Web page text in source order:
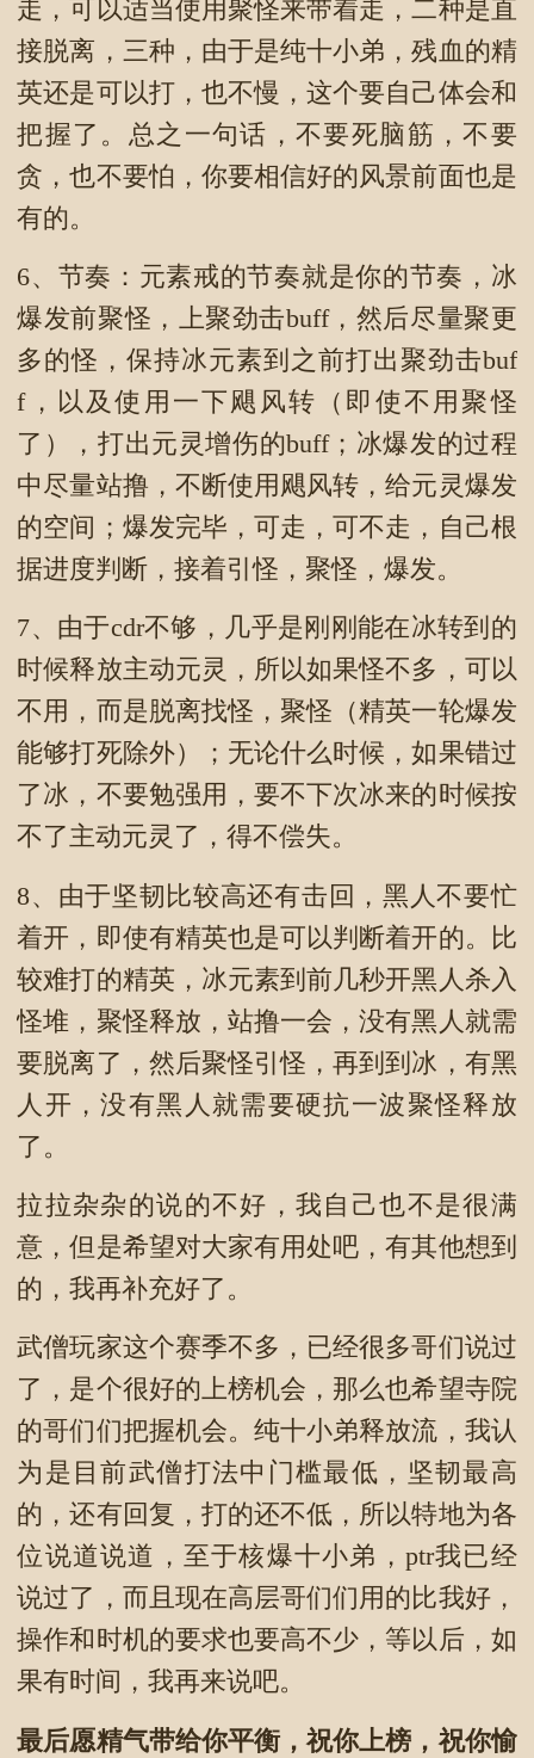
走，可以适当使用聚怪来带着走，二种是直
接脱离，三种，由于是纯十小弟，残血的精
英还是可以打，也不慢，这个要自己体会和
把握了。总之一句话，不要死脑筋，不要
贪，也不要怕，你要相信好的风景前面也是
有的。
6、节奏：元素戒的节奏就是你的节奏，冰
爆发前聚怪，上聚劲击buff，然后尽量聚更
多的怪，保持冰元素到之前打出聚劲击buf
f，以及使用一下飓风转（即使不用聚怪
了），打出元灵增伤的buff；冰爆发的过程
中尽量站撸，不断使用飓风转，给元灵爆发
的空间；爆发完毕，可走，可不走，自己根
据进度判断，接着引怪，聚怪，爆发。
7、由于cdr不够，几乎是刚刚能在冰转到的
时候释放主动元灵，所以如果怪不多，可以
不用，而是脱离找怪，聚怪（精英一轮爆发
能够打死除外）；无论什么时候，如果错过
了冰，不要勉强用，要不下次冰来的时候按
不了主动元灵了，得不偿失。
8、由于坚韧比较高还有击回，黑人不要忙
着开，即使有精英也是可以判断着开的。比
较难打的精英，冰元素到前几秒开黑人杀入
怪堆，聚怪释放，站撸一会，没有黑人就需
要脱离了，然后聚怪引怪，再到到冰，有黑
人开，没有黑人就需要硬抗一波聚怪释放
了。
拉拉杂杂的说的不好，我自己也不是很满
意，但是希望对大家有用处吧，有其他想到
的，我再补充好了。
武僧玩家这个赛季不多，已经很多哥们说过
了，是个很好的上榜机会，那么也希望寺院
的哥们们把握机会。纯十小弟释放流，我认
为是目前武僧打法中门槛最低，坚韧最高
的，还有回复，打的还不低，所以特地为各
位说道说道，至于核爆十小弟，ptr我已经
说过了，而且现在高层哥们们用的比我好，
操作和时机的要求也要高不少，等以后，如
果有时间，我再来说吧。
最后愿精气带给你平衡，祝你上榜，祝你愉